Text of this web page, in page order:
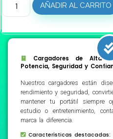
AÑADIR AL CARRITO
Cargadores de Alta
Potencia, Seguridad y
Nuestros cargadores están
rendimiento y seguridad,
mantener tu portátil siempre
estudio o entretenimiento,
marca la diferencia.
Características destacadas: